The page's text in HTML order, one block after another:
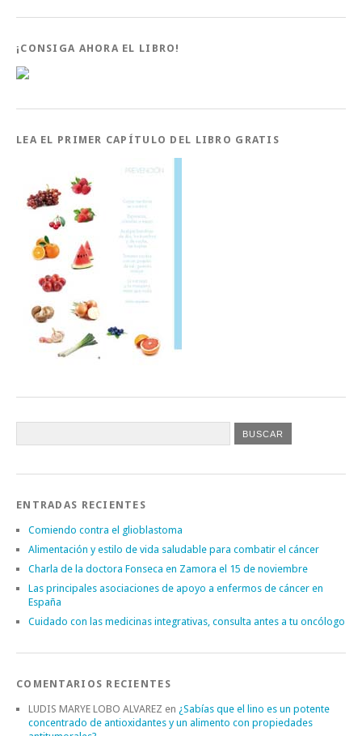
¡CONSIGA AHORA EL LIBRO!
LEA EL PRIMER CAPÍTULO DEL LIBRO GRATIS
ENTRADAS RECIENTES
Comiendo contra el glioblastoma
Alimentación y estilo de vida saludable para combatir el cáncer
Charla de la doctora Fonseca en Zamora el 15 de noviembre
Las principales asociaciones de apoyo a enfermos de cáncer en
España
Cuidado con las medicinas integrativas, consulta antes a tu oncólogo
COMENTARIOS RECIENTES
LUDIS MARYE LOBO ALVAREZ en ¿Sabías que el lino es un potente
concentrado de antioxidantes y un alimento con propiedades